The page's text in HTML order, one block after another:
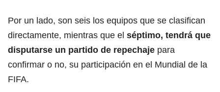
Por un lado, son seis los equipos que se clasifican
directamente, mientras que el séptimo, tendrá que
disputarse un partido de repechaje para
confirmar o no, su participación en el Mundial de la
FIFA.